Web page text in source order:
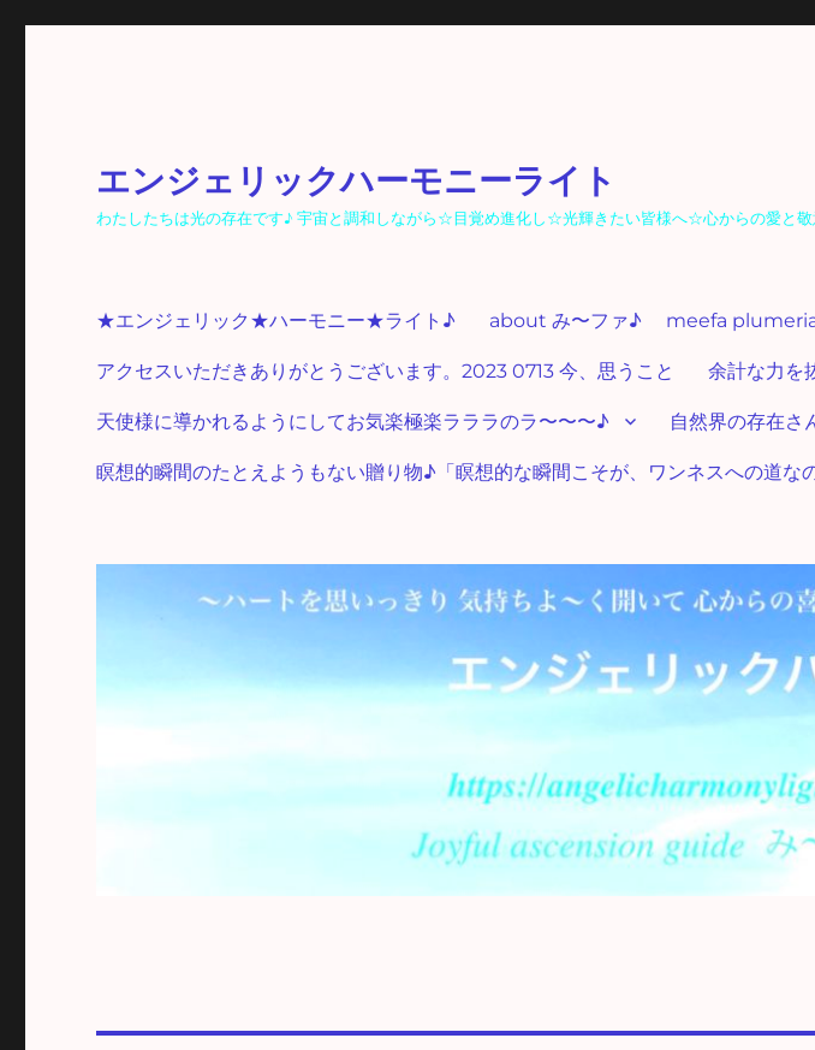
エンジェリックハーモニーライト
わたしたちは光の存在です♪ 宇宙と調和しながら☆目覚め進化し☆光輝きたい皆様へ☆心からの愛と
★エンジェリック★ハーモニー★ライト♪ about み〜ファ♪ meefa
アクセスいただきありがとうございます。2023 0713 今、思うこと 余計な力を
天使様に導かれるようにしてお気楽極楽ラララのラ〜〜〜♪ 自然界の存在さ
瞑想的瞬間のたとえようもない贈り物♪「瞑想的な瞬間こそが、ワンネスへの道な